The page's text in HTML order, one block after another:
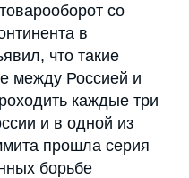
со
в
что такие
между Россией и
каждые три
и в одной из
прошла серия
борьбе